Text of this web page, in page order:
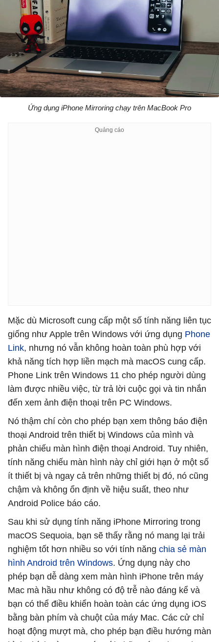
Ứng dụng iPhone Mirroring chạy trên MacBook Pro
Mặc dù Microsoft cung cấp một số tính năng liên tục
giống như Apple trên Windows với ứng dụng Phone
Link, nhưng nó vẫn không hoàn toàn phù hợp với
khả năng tích hợp liền mạch mà macOS cung cấp.
Phone Link trên Windows 11 cho phép người dùng
làm được nhiều việc, từ trả lời cuộc gọi và tin nhắn
đến xem ảnh điện thoại trên PC Windows.
Nó thậm chí còn cho phép bạn xem thông báo điện
thoại Android trên thiết bị Windows của mình và
phản chiếu màn hình điện thoại Android. Tuy nhiên,
tính năng chiếu màn hình này chỉ giới hạn ở một số
ít thiết bị và ngay cả trên những thiết bị đó, nó cũng
chậm và không ổn định về hiệu suất, theo như
Android Police báo cáo.
Sau khi sử dụng tính năng iPhone Mirroring trong
macOS Sequoia, bạn sẽ thấy rằng nó mang lại trải
nghiệm tốt hơn nhiều so với tính năng chia sẻ màn
hình Android trên Windows. Ứng dụng này cho
phép bạn dễ dàng xem màn hình iPhone trên máy
Mac mà hầu như không có độ trễ nào đáng kể và
bạn có thể điều khiển hoàn toàn các ứng dụng iOS
bằng bàn phím và chuột của máy Mac. Các cử chỉ
hoạt động mượt mà, cho phép bạn điều hướng màn